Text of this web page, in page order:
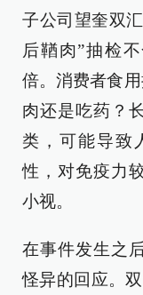
子公司望奎双
后鞧肉”抽检
倍。消费者食
肉还是吃药？
类，可能导致
性，对免疫力
小视。
在事件发生之
怪异的回应。